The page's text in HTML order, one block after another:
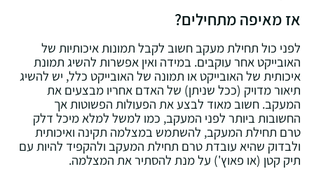
אז מאיפה מתחילים?
לפני כול תחילת מעקב חשוב לקבל תמונות איכותיות של
האובייקט אחר עוקבים. במידה ואין אפשרות להשיג תמונת
איכותית של האובייקט או תמונה של האובייקט כלל, יש להשיג
תיאור מדויק (ככל שניתן) של האדם אחריו מבצעים את
המעקב. חשוב מאוד לבצע את הפעולות הפשוטות אך
החשובות ביותר לפני המעקב, כמו למשל למלא מיכל דלק
טרם תחילת המעקב, להשתמש במצלמה תקינה ואיכותית
ולבדוק שהיא עובדת טרם תחילת המעקב ולהקפיד להיות עם
תיק קטן (או פאוץ') על מנת להסתיר את המצלמה.